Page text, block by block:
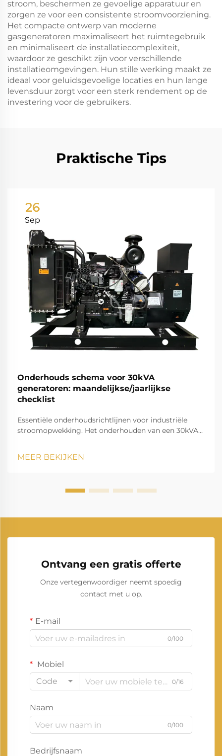
stroom, beschermen ze gevoelige apparatuur en
zorgen ze voor een consistente stroomvoorziening.
Het compacte ontwerp van moderne
gasgeneratoren maximaliseert het ruimtegebruik
en minimaliseert de installatiecomplexiteit,
waardoor ze geschikt zijn voor verschillende
installatieomgevingen. Hun stille werking maakt ze
ideaal voor geluidsgevoelige locaties en hun lange
levensduur zorgt voor een sterk rendement op de
investering voor de gebruikers.
Praktische Tips
26
Sep
Onderhouds schema voor 30kVA
generatoren: maandelijkse/jaarlijkse
checklist
Essentiële onderhoudsrichtlijnen voor industriële
stroomopwekking. Het onderhouden van een 30kVA-
Deze stroombronnen fungeren als essentiële back-
MEER BEKIJKEN
Ontvang een gratis offerte
Onze vertegenwoordiger neemt spoedig
contact met u op.
E-mail
0/100
Mobiel
Code
0/16
Naam
0/100
Bedrijfsnaam